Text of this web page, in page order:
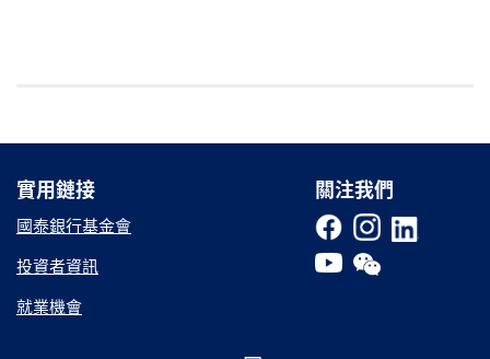
關注我們
實用鏈接
實用鏈接
國泰銀行基金會
投資者資訊
就業機會